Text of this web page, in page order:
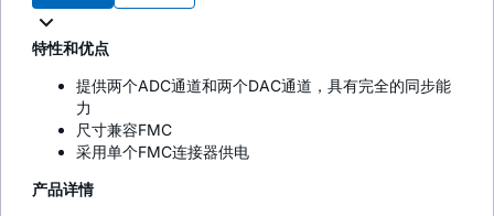
特性和优点
提供两个ADC通道和两个DAC通道，具有完全的同步能
力
尺寸兼容FMC
采用单个FMC连接器供电
产品详情